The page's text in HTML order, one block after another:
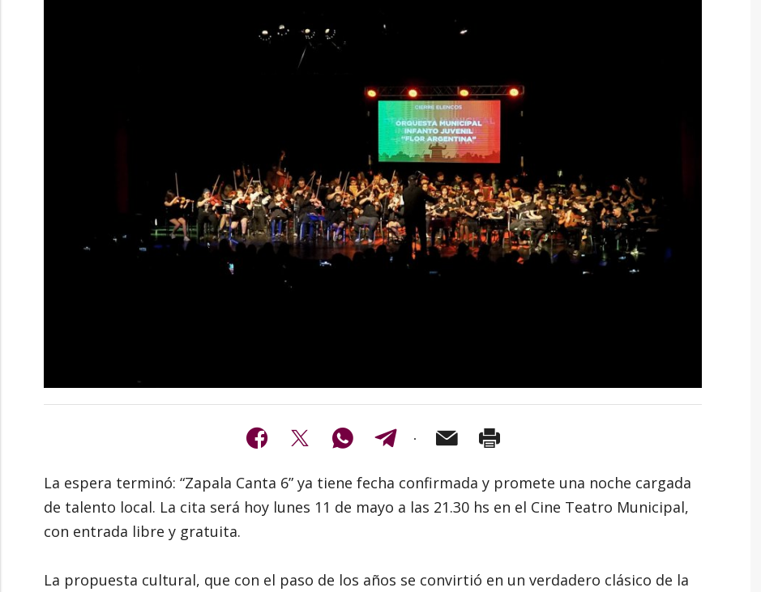
La espera terminó: “Zapala Canta 6” ya tiene fecha confirmada y promete una noche cargada
de talento local. La cita será hoy lunes 11 de mayo a las 21.30 hs en el Cine Teatro Municipal,
con entrada libre y gratuita.
La propuesta cultural, que con el paso de los años se convirtió en un verdadero clásico de la